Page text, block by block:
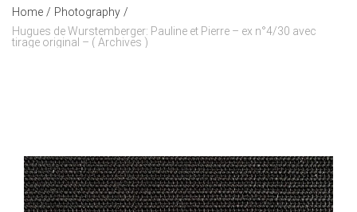
Home / Photography /
Hugues de Wurstemberger: Pauline et Pierre – ex n°4/30 avec
tirage original – ( Archives )